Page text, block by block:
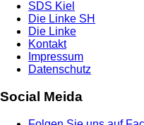
SDS Kiel
Die Linke SH
Die Linke
Kontakt
Impressum
Datenschutz
Social Meida